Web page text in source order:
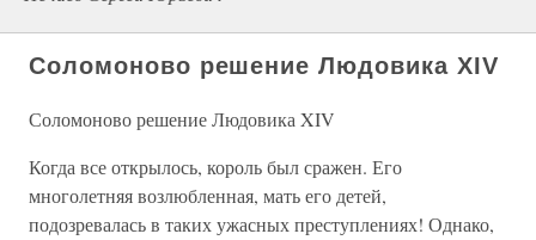
Соломоново решение Людовика XIV
Соломоново решение Людовика XIV
Когда все открылось, король был сражен. Его
многолетняя возлюбленная, мать его детей,
подозревалась в таких ужасных преступлениях! Однако,